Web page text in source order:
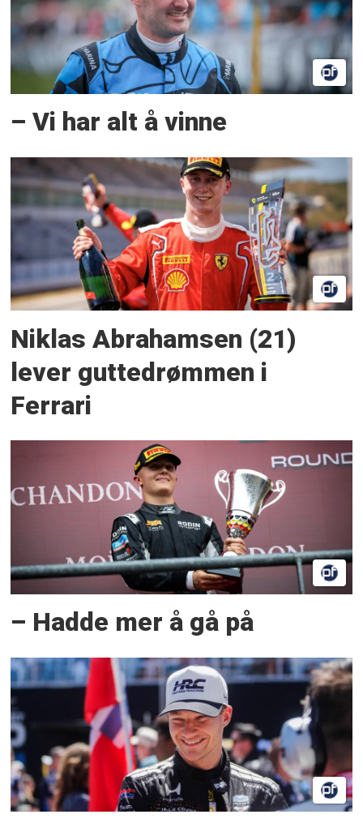
– Vi har alt å vinne
Niklas Abrahamsen (21)
lever guttedrømmen i
Ferrari
– Hadde mer å gå på